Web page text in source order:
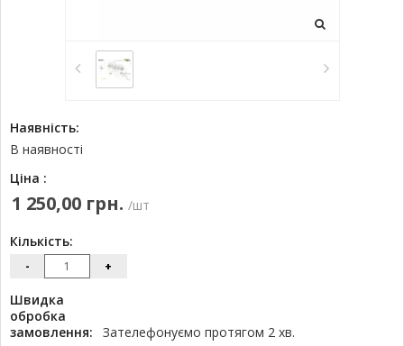
Наявність:
В наявності
Ціна :
1 250,00 грн. /шт
Кількість:
- +
Швидка
обробка
замовлення:
Зателефонуємо протягом 2 хв.